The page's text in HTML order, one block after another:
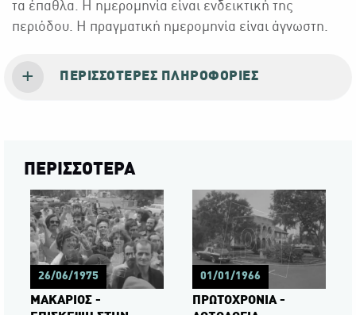
τα έπαθλα. Η ημερομηνία είναι ενδεικτική της
περιόδου. Η πραγματική ημερομηνία είναι άγνωστη.
ΠΕΡΙΣΣΌΤΕΡΕΣ ΠΛΗΡΟΦΟΡΊΕΣ
ΠΕΡΙΣΣΟΤΕΡΑ
26/06/1975
ΜΑΚΑΡΙΟΣ -
01/01/1966
ΠΡΩΤΟΧΡΟΝΙΑ -